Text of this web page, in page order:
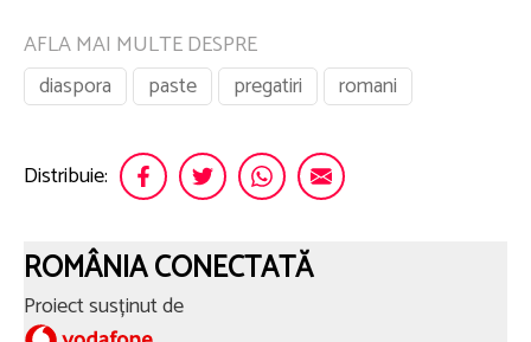
AFLA MAI MULTE DESPRE
diaspora
paste pregatiri romani
Distribuie:
ROMÂNIA CONECTATĂ
Proiect susținut de